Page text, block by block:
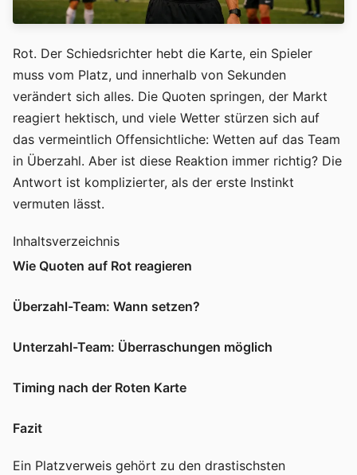
Rot. Der Schiedsrichter hebt die Karte, ein Spieler
muss vom Platz, und innerhalb von Sekunden
verändert sich alles. Die Quoten springen, der Markt
reagiert hektisch, und viele Wetter stürzen sich auf
das vermeintlich Offensichtliche: Wetten auf das Team
in Überzahl. Aber ist diese Reaktion immer richtig? Die
Antwort ist komplizierter, als der erste Instinkt
vermuten lässt.
Inhaltsverzeichnis
Wie Quoten auf Rot reagieren
Überzahl-Team: Wann setzen?
Unterzahl-Team: Überraschungen möglich
Timing nach der Roten Karte
Fazit
Ein Platzverweis gehört zu den drastischsten